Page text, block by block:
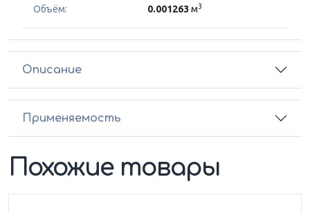
Объём: 0.001263 м3
Описание
Применяемость
Похожие товары